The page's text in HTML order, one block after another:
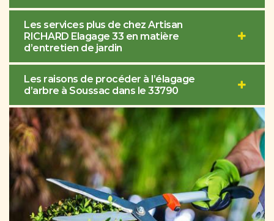
Les services plus de chez Artisan
RICHARD Elagage 33 en matière
d’entretien de jardin
Les raisons de procéder à l’élagage
d’arbre à Soussac dans le 33790